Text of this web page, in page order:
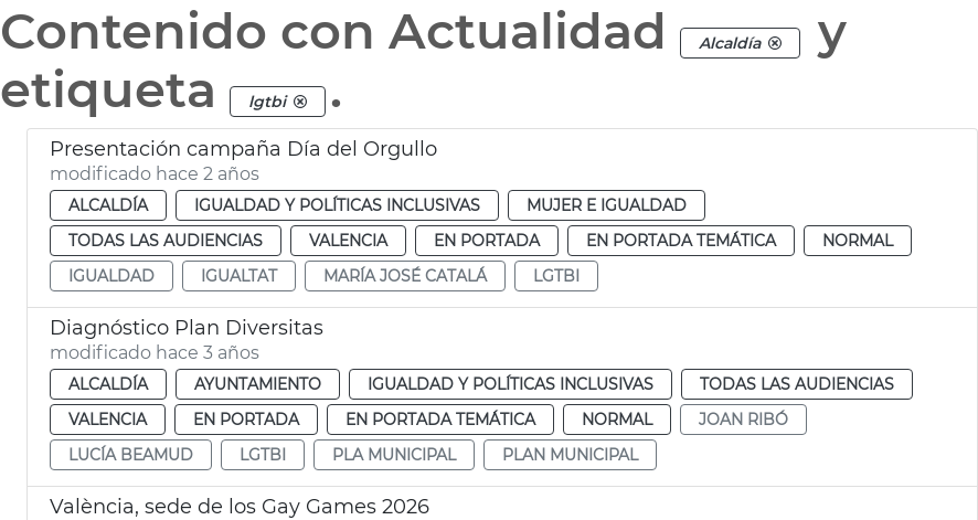
Contenido con Actualidad Alcaldía
y
etiqueta
lgtbi .
Presentación campaña Día del Orgullo
modificado hace 2 años
ALCALDÍA IGUALDAD Y POLÍTICAS INCLUSIVAS
MUJER E IGUALDAD
TODAS LAS AUDIENCIAS
VALENCIA EN PORTADA EN PORTADA TEMÁTICA
NORMAL
IGUALDAD
IGUALTAT MARÍA JOSÉ CATALÁ LGTBI
Diagnóstico Plan Diversitas
modificado hace 3 años
ALCALDÍA AYUNTAMIENTO IGUALDAD Y POLÍTICAS INCLUSIVAS
TODAS LAS AUDIENCIAS
VALENCIA
EN PORTADA EN PORTADA TEMÁTICA NORMAL
JOAN RIBÓ
LUCÍA BEAMUD
LGTBI PLA MUNICIPAL PLAN MUNICIPAL
València, sede de los Gay Games 2026